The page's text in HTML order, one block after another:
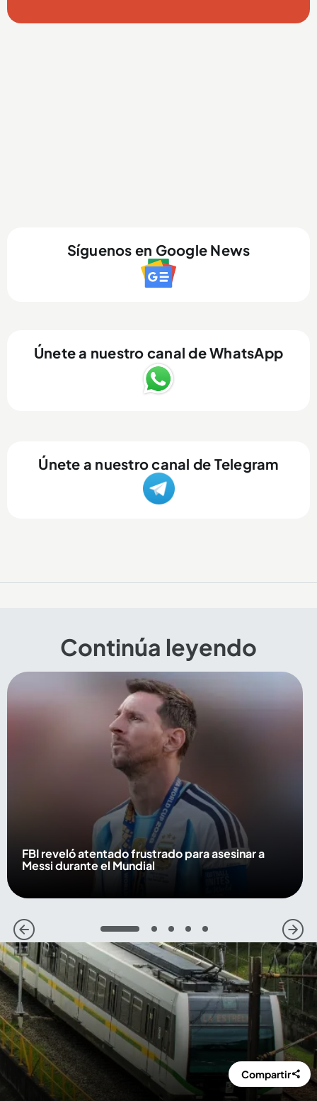
Síguenos en Google News
Únete a nuestro canal de WhatsApp
Únete a nuestro canal de Telegram
Continúa leyendo
FBI reveló atentado frustrado para asesinar a
Messi durante el Mundial
1 2 3 4 5
Compartir